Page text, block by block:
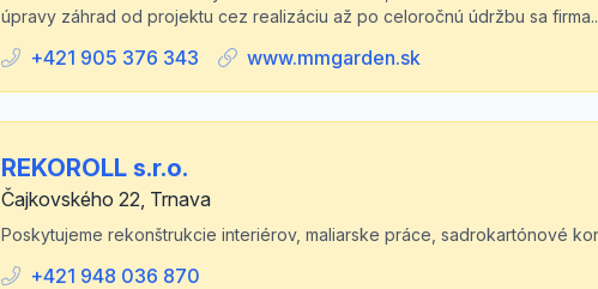
úpravy záhrad od projektu cez realizáciu až po celoročnú údržbu sa
+421 905 376 343 www.mmgarden.sk
REKOROLL s.r.o.
Čajkovského 22, Trnava
Poskytujeme rekonštrukcie interiérov, maliarske práce, sadrokartónové
+421 948 036 870